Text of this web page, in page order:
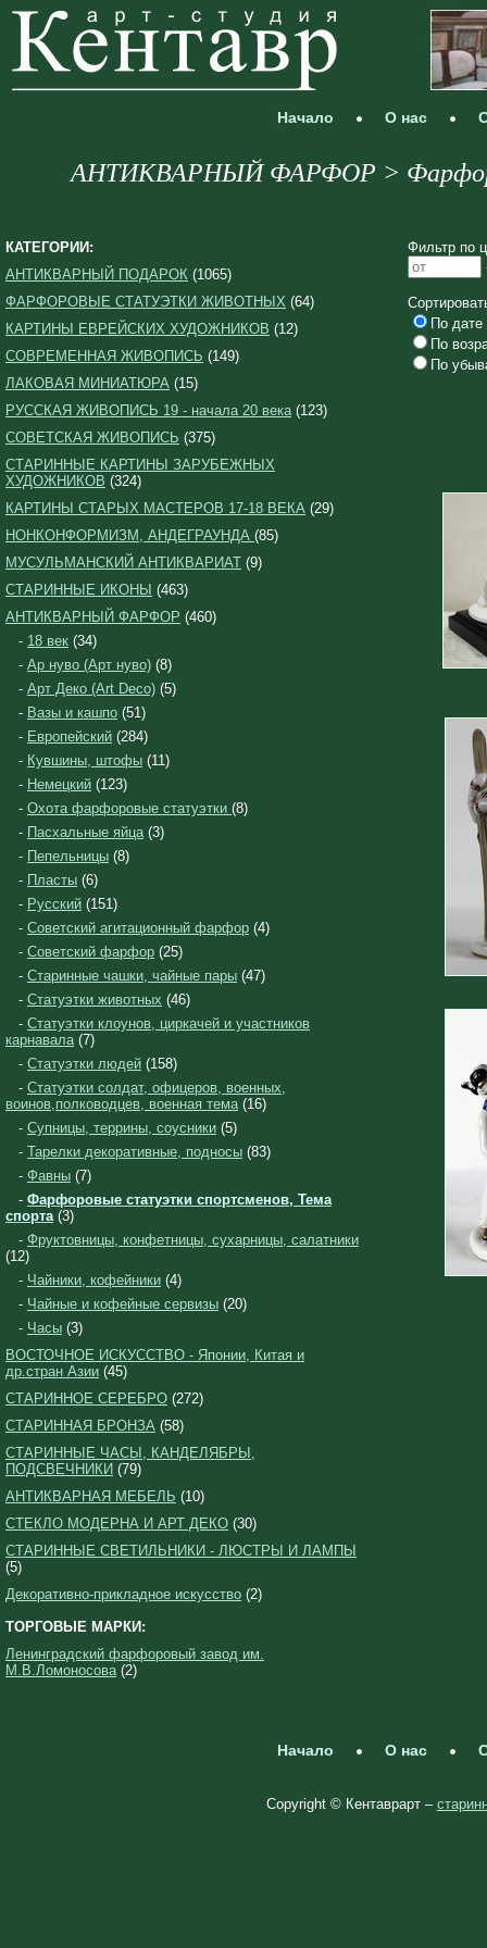
Начало О нас
АНТИКВАРНЫЙ ФАРФОР >
КАТЕГОРИИ:
АНТИКВАРНЫЙ ПОДАРОК (1065)
ФАРФОРОВЫЕ СТАТУЭТКИ ЖИВОТНЫХ (64)
КАРТИНЫ ЕВРЕЙСКИХ ХУДОЖНИКОВ (12)
СОВРЕМЕННАЯ ЖИВОПИСЬ (149)
ЛАКОВАЯ МИНИАТЮРА (15)
РУССКАЯ ЖИВОПИСЬ 19 - начала 20 века(123)
СОВЕТСКАЯ ЖИВОПИСЬ (375)
СТАРИННЫЕ КАРТИНЫ ЗАРУБЕЖНЫХ
ХУДОЖНИКОВ (324)
КАРТИНЫ СТАРЫХ МАСТЕРОВ 17-18 ВЕКА (29)
НОНКОНФОРМИЗМ, АНДЕГРАУНДА (85)
МУСУЛЬМАНСКИЙ АНТИКВАРИАТ (9)
СТАРИННЫЕ ИКОНЫ (463)
АНТИКВАРНЫЙ ФАРФОР (460)
- 18 век (34)
- Ар нуво (Арт нуво) (8)
- Арт Деко (Art Deco) (5)
- Вазы и кашпо (51)
- Европейский (284)
- Кувшины, штофы (11)
- Немецкий (123)
- Охота фарфоровые статуэтки (8)
- Пасхальные яйца(3)
- Пепельницы (8)
- Пласты (6)
- Русский (151)
- Советский агитационный фарфор (4)
- Советский фарфор (25)
- Старинные чашки, чайные пары (47)
- Статуэтки животных (46)
- Статуэтки клоунов, циркачей и участников
карнавала(7)
- Статуэтки людей (158)
- Статуэтки солдат, офицеров, военных,
воинов,полководцев, военная тема(16)
- Супницы, террины, соусники (5)
- Тарелки декоративные, подносы (83)
- Фавны (7)
- Фарфоровые статуэтки спортсменов, Тема
спорта(3)
- Фруктовницы, конфетницы, сухарницы, салатники
(12)
- Чайники, кофейники (4)
- Чайные и кофейные сервизы (20)
- Часы (3)
ВОСТОЧНОЕ ИСКУССТВО - Японии, Китая и
др.стран Азии (45)
СТАРИННОЕ СЕРЕБРО (272)
СТАРИННАЯ БРОНЗА (58)
СТАРИННЫЕ ЧАСЫ, КАНДЕЛЯБРЫ,
ПОДСВЕЧНИКИ (79)
АНТИКВАРНАЯ МЕБЕЛЬ (10)
СТЕКЛО МОДЕРНА И АРТ ДЕКО (30)
СТАРИННЫЕ СВЕТИЛЬНИКИ - ЛЮСТРЫ И ЛАМПЫ
(5)
Декоративно-прикладное искусство (2)
ТОРГОВЫЕ МАРКИ:
Ленинградский фарфоровый завод им.
М.В.Ломоносова(2)
Фильтр по
По дате
По
По
Начало О нас
Copyright © Кентаврарт –